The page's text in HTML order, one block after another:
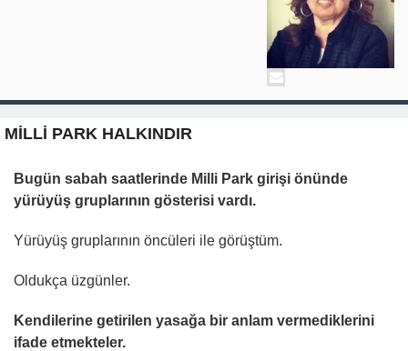
MİLLİ PARK HALKINDIR
Bugün sabah saatlerinde Milli Park girişi önünde
yürüyüş gruplarının gösterisi vardı.
Yürüyüş gruplarının öncüleri ile görüştüm.
Oldukça üzgünler.
Kendilerine getirilen yasağa bir anlam vermediklerini
ifade etmekteler.